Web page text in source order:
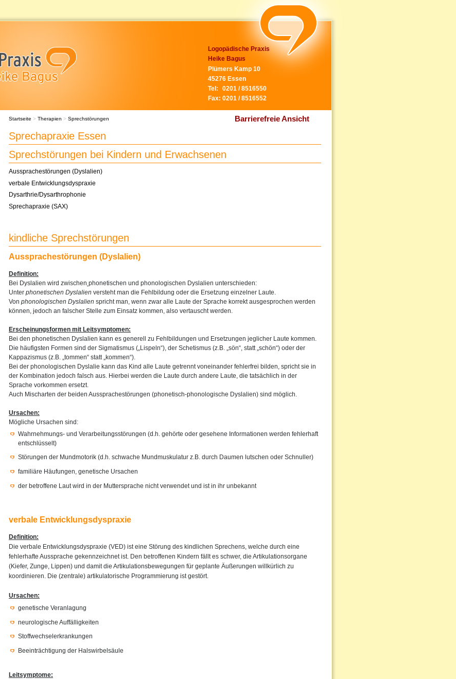
Logopädische Praxis
Heike Bagus
Plümers Kamp 10
45276 Essen
Tel:
0201 / 8516550
Fax: 0201 / 8516552
Barrierefreie Ansicht
Startseite > Therapien > Sprechstörungen
Sprechapraxie Essen
Sprechstörungen bei Kindern und Erwachsenen
Aussprachestörungen (Dyslalien)
verbale Entwicklungsdyspraxie
Dysarthrie/Dysarthrophonie
Sprechapraxie (SAX)
kindliche Sprechstörungen
Aussprachestörungen (Dyslalien)
Definition:
Bei Dyslalien wird zwischen phonetischen und phonologischen Dyslalien unterschieden:
Unter phonetischen Dyslalien versteht man die Fehlbildung oder die Ersetzung einzelner Laute.
Von phonologischen Dyslalien spricht man, wenn zwar alle Laute der Sprache korrekt ausgesprochen werden
können, jedoch an falscher Stelle zum Einsatz kommen, also vertauscht werden.
Erscheinungsformen mit Leitsymptomen:
Bei den phonetischen Dyslalien kann es generell zu Fehlbildungen und Ersetzungen jeglicher Laute kommen.
Die häufigsten Formen sind der Sigmatismus („Lispeln“), der Schetismus (z.B. „sön“, statt „schön“) oder der
Kappazismus (z.B. „tommen“ statt „kommen“).
Bei der phonologischen Dyslalie kann das Kind alle Laute getrennt voneinander fehlerfrei bilden, spricht sie in
der Kombination jedoch falsch aus. Hierbei werden die Laute durch andere Laute, die tatsächlich in der
Sprache vorkommen ersetzt.
Auch Mischarten der beiden Aussprachestörungen (phonetisch-phonologische Dyslalien) sind möglich.
Ursachen:
Mögliche Ursachen sind:
Wahrnehmungs- und Verarbeitungsstörungen (d.h. gehörte oder gesehene Informationen werden fehlerhaft
entschlüsselt)
Störungen der Mundmotorik (d.h. schwache Mundmuskulatur z.B. durch Daumen lutschen oder Schnuller)
familiäre Häufungen, genetische Ursachen
der betroffene Laut wird in der Muttersprache nicht verwendet und ist in ihr unbekannt
verbale Entwicklungsdyspraxie
Definition:
Die verbale Entwicklungsdyspraxie (VED) ist eine Störung des kindlichen Sprechens, welche durch eine
fehlerhafte Aussprache gekennzeichnet ist. Den betroffenen Kindern fällt es schwer, die Artikulationsorgane
(Kiefer, Zunge, Lippen) und damit die Artikulationsbewegungen für geplante Äußerungen willkürlich zu
koordinieren. Die (zentrale) artikulatorische Programmierung ist gestört.
Ursachen:
genetische Veranlagung
neurologische Auffälligkeiten
Stoffwechselerkrankungen
Beeinträchtigung der Halswirbelsäule
Leitsymptome: